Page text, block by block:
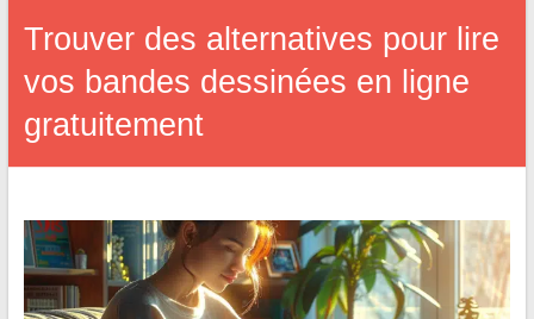
Trouver des alternatives pour lire
vos bandes dessinées en ligne
gratuitement